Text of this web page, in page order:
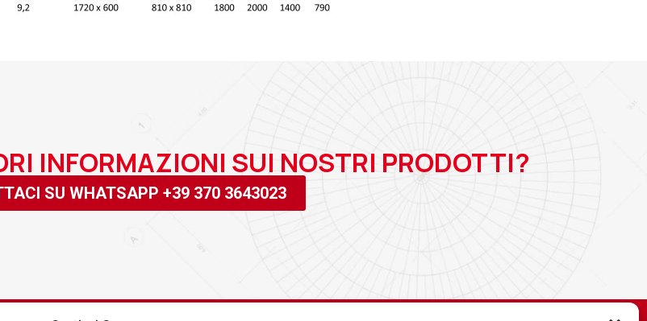
INFORMAZIONI SUI NOSTRI PRODOTTI?
SU WHATSAPP +39 370 3643023